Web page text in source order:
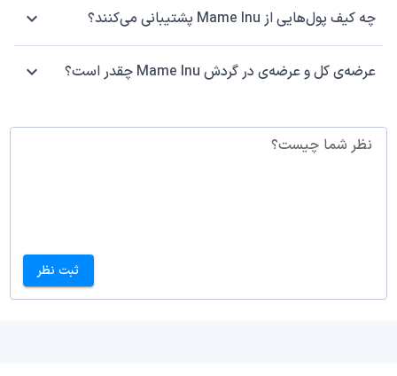
چه کیف پول‌هایی از Mame Inu پشتیبانی می‌کنند؟
عرضه‌ی کل و عرضه‌ی در گردش Mame Inu چقدر است؟
نظر شما چیست؟
ثبت نظر